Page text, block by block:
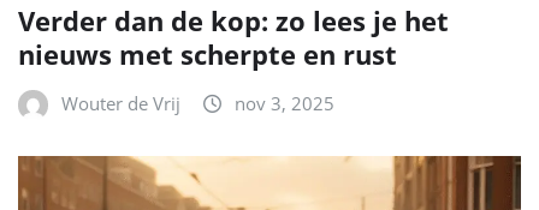
Verder dan de kop: zo lees je het
nieuws met scherpte en rust
Wouter de Vrij nov 3, 2025